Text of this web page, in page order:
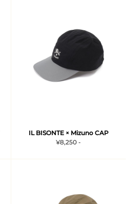
IL BISONTE × Mizuno CAP
¥8,250 -